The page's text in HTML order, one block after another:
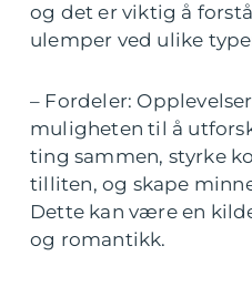
og det er viktig å
ulemper ved ulike
– Fordeler:
muligheten til å
ting sammen, styrke
tilliten, og skape
Dette kan være en
og romantikk.